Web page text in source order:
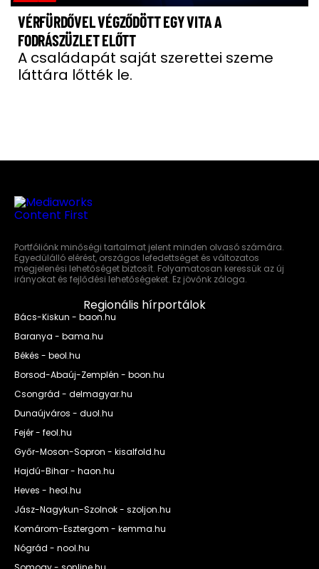
VÉRFÜRDŐVEL VÉGZŐDÖTT EGY VITA A
FODRÁSZÜZLET ELŐTT
A családapát saját szerettei szeme
láttára lőtték le.
Portfóliónk minőségi tartalmat jelent minden olvasó számára.
Egyedülálló elérést, országos lefedettséget és változatos
megjelenési lehetőséget biztosít. Folyamatosan keressük az új
irányokat és fejlődési lehetőségeket. Ez jövőnk záloga.
Regionális hírportálok
Bács-Kiskun - baon.hu
Baranya - bama.hu
Békés - beol.hu
Borsod-Abaúj-Zemplén - boon.hu
Csongrád - delmagyar.hu
Dunaújváros - duol.hu
Fejér - feol.hu
Győr-Moson-Sopron - kisalfold.hu
Hajdú-Bihar - haon.hu
Heves - heol.hu
Jász-Nagykun-Szolnok - szoljon.hu
Komárom-Esztergom - kemma.hu
Nógrád - nool.hu